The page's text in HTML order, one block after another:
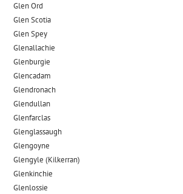
Glen Ord
Glen Scotia
Glen Spey
Glenallachie
Glenburgie
Glencadam
Glendronach
Glendullan
Glenfarclas
Glenglassaugh
Glengoyne
Glengyle (Kilkerran)
Glenkinchie
Glenlossie